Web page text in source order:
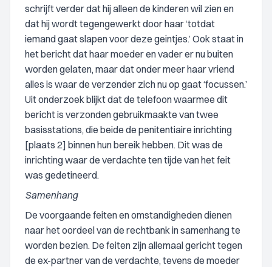
schrijft verder dat hij alleen de kinderen wil zien en
dat hij wordt tegengewerkt door haar ‘totdat
iemand gaat slapen voor deze geintjes.’ Ook staat in
het bericht dat haar moeder en vader er nu buiten
worden gelaten, maar dat onder meer haar vriend
alles is waar de verzender zich nu op gaat ‘focussen.’
Uit onderzoek blijkt dat de telefoon waarmee dit
bericht is verzonden gebruikmaakte van twee
basisstations, die beide de penitentiaire inrichting
[plaats 2] binnen hun bereik hebben. Dit was de
inrichting waar de verdachte ten tijde van het feit
was gedetineerd.
Samenhang
De voorgaande feiten en omstandigheden dienen
naar het oordeel van de rechtbank in samenhang te
worden bezien. De feiten zijn allemaal gericht tegen
de ex-partner van de verdachte, tevens de moeder